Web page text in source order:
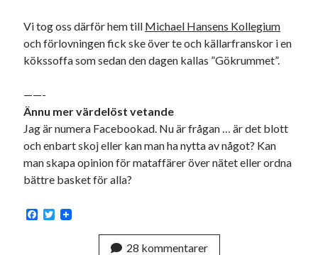
Vi tog oss därför hem till Michael Hansens Kollegium
och förlovningen fick ske över te och källarfranskor i en
kökssoffa som sedan den dagen kallas ”Gökrummet”.
——-
Ännu mer värdelöst vetande
Jag är numera Facebookad. Nu är frågan … är det blott
och enbart skoj eller kan man ha nytta av något? Kan
man skapa opinion för mataffärer över nätet eller ordna
bättre basket för alla?
F
T
28 kommentarer